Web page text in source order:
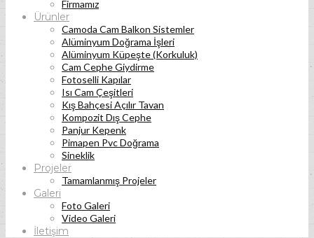
Firmamız
Ürünler
Camoda Cam Balkon Sistemler
Alüminyum Doğrama İşleri
Alüminyum Küpeşte (Korkuluk)
Cam Cephe Giydirme
Fotoselli Kapılar
Isı Cam Çeşitleri
Kış Bahçesi Açılır Tavan
Kompozit Dış Cephe
Panjur Kepenk
Pimapen Pvc Doğrama
Sineklik
Projeler
Tamamlanmış Projeler
Galeri
Foto Galeri
Video Galeri
İletişim